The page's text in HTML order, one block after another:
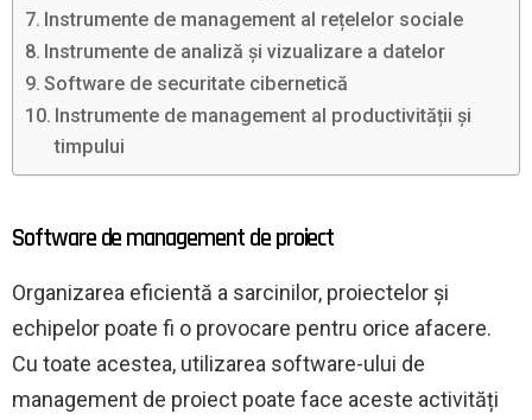
Instrumente de management al rețelelor sociale
Instrumente de analiză și vizualizare a datelor
Software de securitate cibernetică
Instrumente de management al productivității și
timpului
Software de management de proiect
Organizarea eficientă a sarcinilor, proiectelor și
echipelor poate fi o provocare pentru orice afacere.
Cu toate acestea, utilizarea software-ului de
management de proiect poate face aceste activități